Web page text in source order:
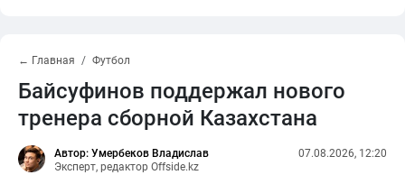
← Главная Футбол
Байсуфинов поддержал нового
тренера сборной Казахстана
Автор: Умербеков Владислав
Эксперт, редактор Offside.kz
07.08.2026, 12:20